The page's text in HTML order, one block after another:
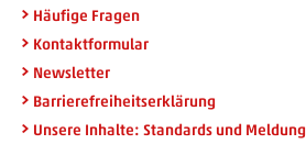
Häufige Fragen
Kontaktformular
Newsletter
Barrierefreiheitserklärung
Unsere Inhalte: Standards und Meldung